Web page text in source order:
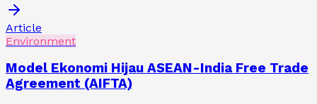
Article
Environment
Model Ekonomi Hijau ASEAN-India Free Trade
Agreement (AIFTA)